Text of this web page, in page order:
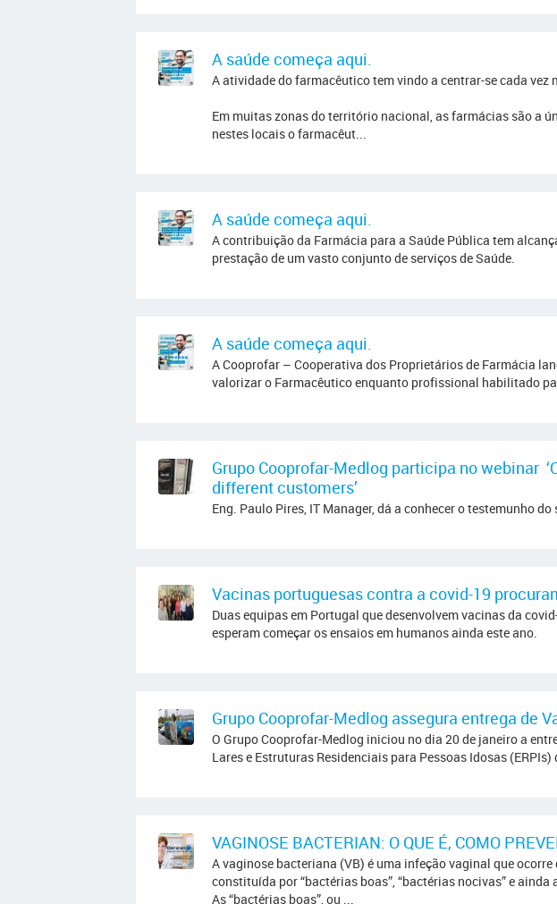
A saúde começa aqui.
A atividade do farmacêutico tem vindo a centrar-se cada vez
Em muitas zonas do território nacional, as farmácias são a
nestes locais o farmacêut...
A saúde começa aqui.
A contribuição da Farmácia para a Saúde Pública tem
prestação de um vasto conjunto de serviços de Saúde.
A saúde começa aqui.
A Cooprofar – Cooperativa dos Proprietários de Farmácia
valorizar o Farmacêutico enquanto profissional habilitado
Grupo Cooprofar-Medlog participa no webinar
different customers’
Eng. Paulo Pires, IT Manager, dá a conhecer o testemunho
Vacinas portuguesas contra a covid-19
Duas equipas em Portugal que desenvolvem vacinas da
esperam começar os ensaios em humanos ainda este ano.
Grupo Cooprofar-Medlog assegura entrega de
O Grupo Cooprofar-Medlog iniciou no dia 20 de janeiro a
Lares e Estruturas Residenciais para Pessoas Idosas (ERPIs)
VAGINOSE BACTERIAN: O QUE É, COMO
A vaginose bacteriana (VB) é uma infeção vaginal que
constituída por “bactérias boas”, “bactérias nocivas” e ainda
As “bactérias boas”, ou ...